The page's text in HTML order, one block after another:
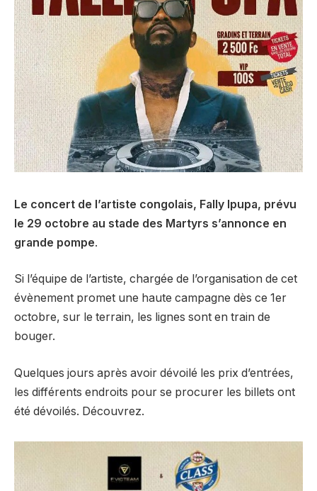
Le concert de l’artiste congolais, Fally Ipupa, prévu
le 29 octobre au stade des Martyrs s’annonce en
grande pompe.
Si l’équipe de l’artiste, chargée de l’organisation de cet
évènement promet une haute campagne dès ce 1er
octobre, sur le terrain, les lignes sont en train de
bouger.
Quelques jours après avoir dévoilé les prix d’entrées,
les différents endroits pour se procurer les billets ont
été dévoilés. Découvrez.